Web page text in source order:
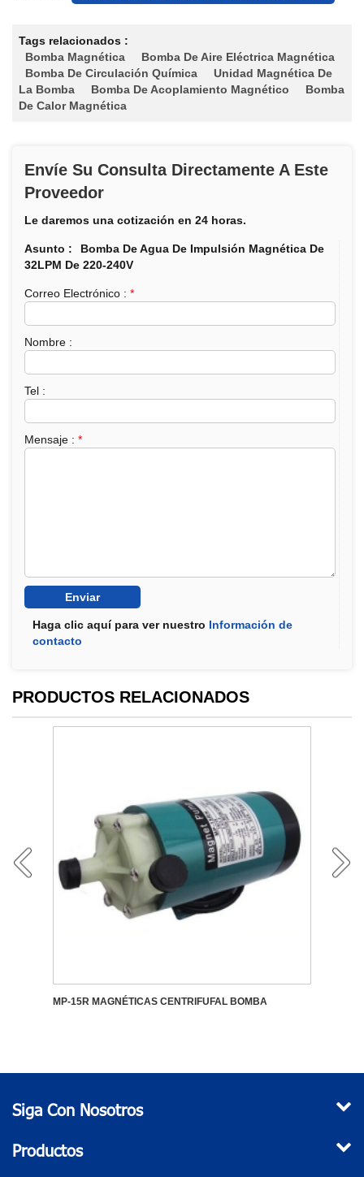
Tags relacionados :
Bomba Magnética
Bomba De Aire Eléctrica Magnética
Bomba De Circulación Química
Unidad Magnética De
La Bomba
Bomba De Acoplamiento Magnético
Bomba
De Calor Magnética
Envíe Su Consulta Directamente A Este
Proveedor
Le daremos una cotización en 24 horas.
Asunto :
Bomba De Agua De Impulsión Magnética De
32LPM De 220-240V
Correo Electrónico : *
Nombre :
Tel :
Mensaje : *
Haga clic aquí para ver nuestro Información de
contacto
PRODUCTOS RELACIONADOS
MP-15R MAGNÉTICAS CENTRIFUFAL BOMBA
Siga Con Nosotros
Productos